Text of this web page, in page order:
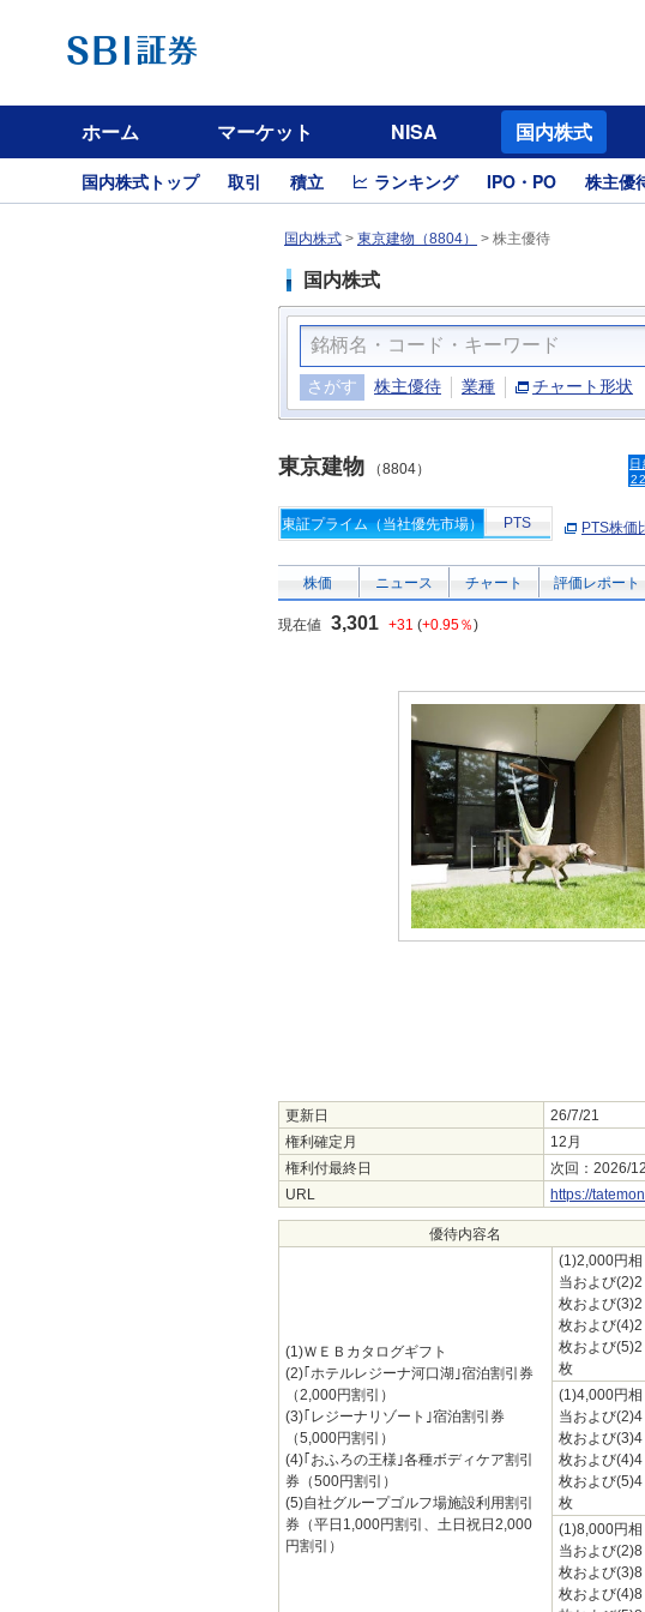
ホーム マーケット NISA 国内株式
国内株式トップ 取引 積立 ランキング IPO・PO 株主優
国内株式 > 東京建物（8804） > 株主優待
国内株式
さがす 株主優待 業種 チャート形状
東京建物 （8804）
日
東証プライム（当社優先市場） PTS PTS株価
株価 ニュース チャート 評価レポート
現在値 3,301 +31 (+0.95％)
更新日
26/7/21
権利確定月
12月
権利付最終日
次回：2026/
URL
https://
優待内容名
(1)ＷＥＢカタログギフト
(2)｢ホテルレジーナ河口湖｣宿泊割引券
（2,000円割引）
(3)｢レジーナリゾート｣宿泊割引券
（5,000円割引）
(4)｢おふろの王様｣各種ボディケア割引
券（500円割引）
(5)自社グループゴルフ場施設利用割引
券（平日1,000円割引、土日祝日2,000
円割引）
(1)2,000円相
当および(2)2
枚および(3)2
枚および(4)2
枚および(5)2
枚
(1)4,000円相
当および(2)4
枚および(3)4
枚および(4)4
枚および(5)4
枚
(1)8,000円相
当および(2)8
枚および(3)8
枚および(4)8